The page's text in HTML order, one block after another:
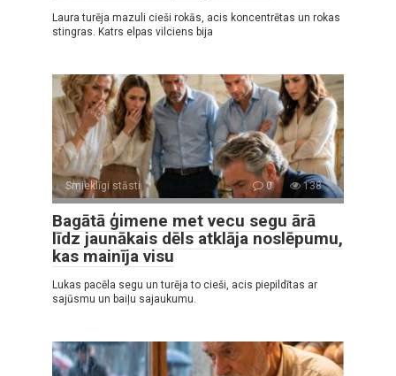
Laura turēja mazuli cieši rokās, acis koncentrētas un rokas
stingras. Katrs elpas vilciens bija
Smieklīgi stāsti 0 138
Bagātā ģimene met vecu segu ārā
līdz jaunākais dēls atklāja noslēpumu,
kas mainīja visu
Lukas pacēla segu un turēja to cieši, acis piepildītas ar
sajūsmu un baiļu sajaukumu.